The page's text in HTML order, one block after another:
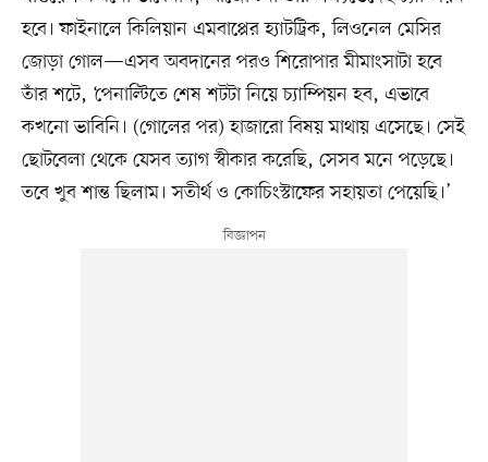
হবে। ফাইনালে কিলিয়ান এমবাপ্পের হ্যাটট্রিক, লিওনেল মেসির
জোড়া গোল—এসব অবদানের পরও শিরোপার মীমাংসাটা হবে
তাঁর শটে, ‘পেনাল্টিতে শেষ শটটা নিয়ে চ্যাম্পিয়ন হব, এভাবে
কখনো ভাবিনি। (গোলের পর) হাজারো বিষয় মাথায় এসেছে। সেই
ছোটবেলা থেকে যেসব ত্যাগ স্বীকার করেছি, সেসব মনে পড়েছে।
তবে খুব শান্ত ছিলাম। সতীর্থ ও কোচিংস্টাফের সহায়তা পেয়েছি।’